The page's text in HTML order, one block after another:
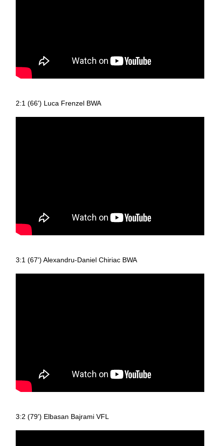
2:1 (66') Luca Frenzel BWA
3:1 (67') Alexandru-Daniel Chiriac BWA
3:2 (79') Elbasan Bajrami VFL